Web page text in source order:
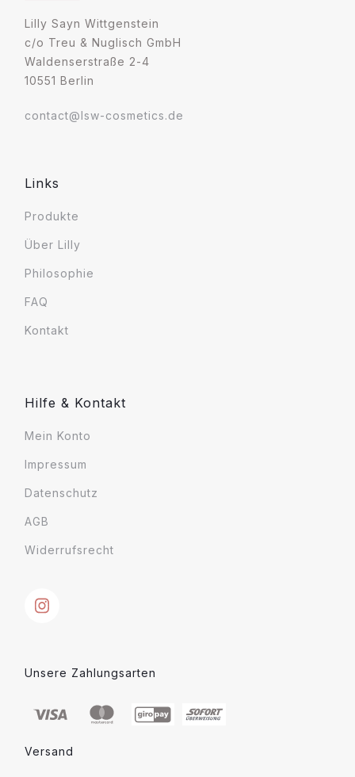
Lilly Sayn Wittgenstein
c/o Treu & Nuglisch GmbH
Waldenserstraße 2-4
10551 Berlin
contact@lsw-cosmetics.de
Links
Produkte
Über Lilly
Philosophie
FAQ
Kontakt
Hilfe & Kontakt
Mein Konto
Impressum
Datenschutz
AGB
Widerrufsrecht
Unsere Zahlungsarten
Versand